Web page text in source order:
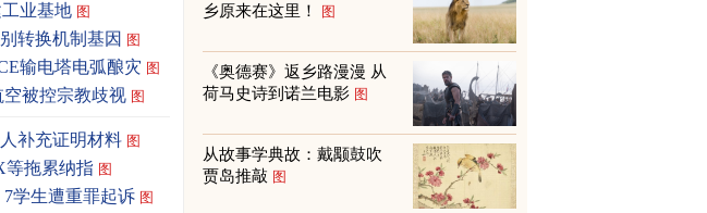
业基地 图
转换机制基因 图
输电塔电弧酿灾 图
被控宗教歧视 图
补充证明材料 图
等拖累纳指 图
学生遭重罪起诉 图
乡原来在这里！
图
《奥德赛》返乡路漫漫 从
荷马史诗到诺兰电影 图
从故事学典故：戴颙鼓吹
贾岛推敲 图